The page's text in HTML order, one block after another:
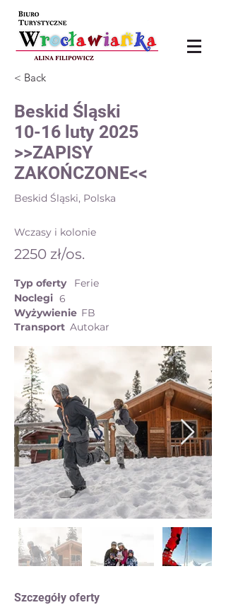
< Back
Beskid Śląski
10-16 luty 2025
>>ZAPISY
ZAKOŃCZONE<<
Beskid Śląski, Polska
Wczasy i kolonie
2250 zł/os.
Typ oferty
Ferie
Noclegi 6
Wyżywienie FB
Transport Autokar
Szczegóły oferty